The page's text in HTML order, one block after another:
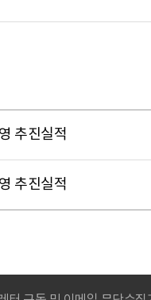
추진실적
추진실적